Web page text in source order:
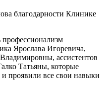
благодарности Клинике
профессионализм
Ярослава Игоревича,
ассистентов
Татьяны, которые
проявили все свои навыки